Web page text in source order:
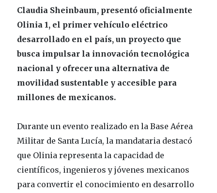
Claudia Sheinbaum, presentó oficialmente
Olinia 1, el primer vehículo eléctrico
desarrollado en el país, un proyecto que
busca impulsar la innovación tecnológica
nacional y ofrecer una alternativa de
movilidad sustentable y accesible para
millones de mexicanos.
Durante un evento realizado en la Base Aérea
Militar de Santa Lucía, la mandataria destacó
que Olinia representa la capacidad de
científicos, ingenieros y jóvenes mexicanos
para convertir el conocimiento en desarrollo